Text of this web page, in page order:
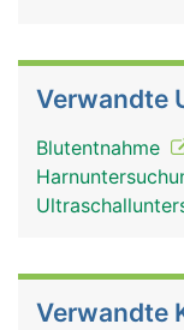
Verwandte
Blutentnahme
Verwandte